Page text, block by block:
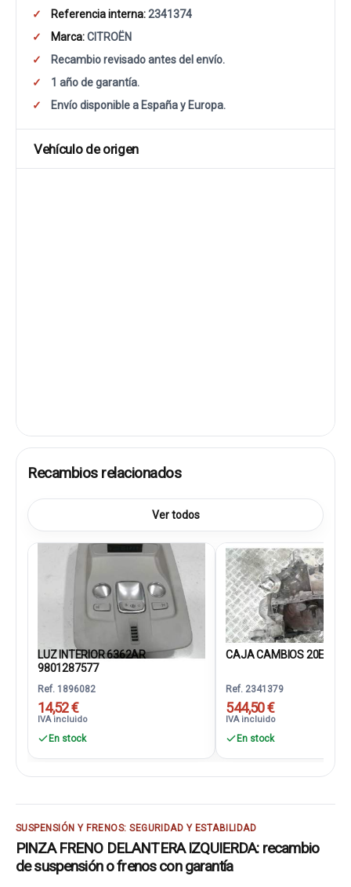
Referencia interna:2341374
Marca:CITROËN
Recambio revisado antes del envío.
1 año de garantía.
Envío disponible a España y Europa.
Vehículo de origen
Recambios relacionados
Ver todos
LUZ INTERIOR 6362AR
9801287577
Ref. 1896082
14,52 €
IVA incluido
En stock
CAJA CAMBIOS 20ET32
Ref. 2341379
544,50 €
IVA incluido
En stock
SUSPENSIÓN Y FRENOS: SEGURIDAD Y ESTABILIDAD
PINZA FRENO DELANTERA IZQUIERDA: recambio
de suspensión o frenos con garantía